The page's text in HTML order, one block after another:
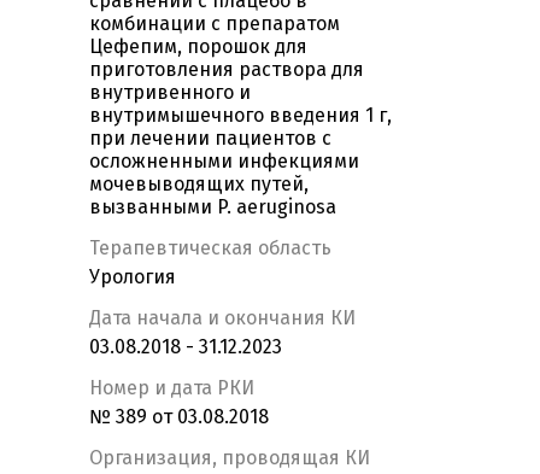
комбинации с препаратом
Цефепим, порошок для
приготовления раствора для
внутривенного и
внутримышечного введения 1 г,
при лечении пациентов с
осложненными инфекциями
мочевыводящих путей,
вызванными P. aeruginosa
Терапевтическая область
Урология
Дата начала и окончания КИ
03.08.2018 - 31.12.2023
Номер и дата РКИ
№ 389 от 03.08.2018
Организация, проводящая КИ